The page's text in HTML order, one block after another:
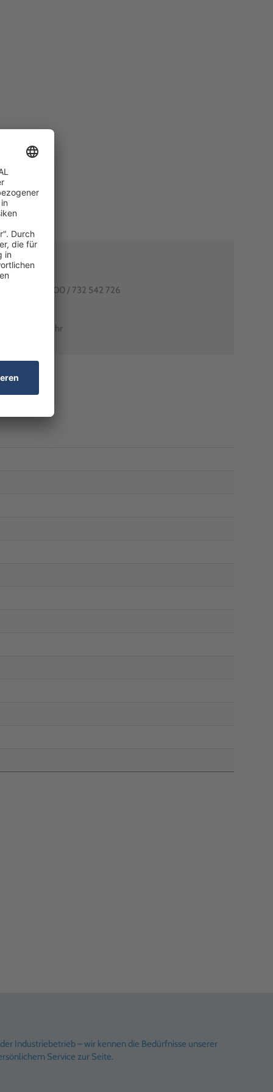
0
0800 / 732 542 726
Uhr – 18:00 Uhr
Industriebetrieb – wir kennen die Bedürfnisse unserer
Service zur Seite.